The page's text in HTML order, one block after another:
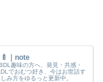
｜note
趣味の方へ、発見・共感・
でおむつ好き、今はお世話す
み方をゆるっと更新中。